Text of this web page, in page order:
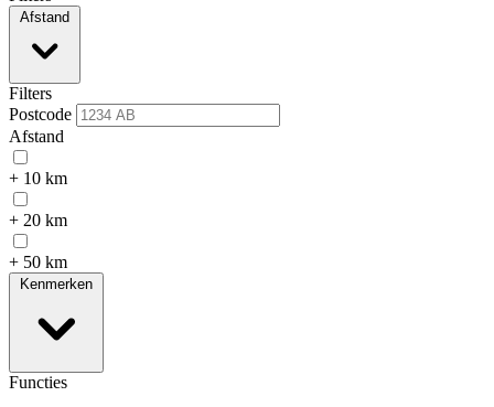
Afstand
Filters
Postcode
Afstand
+ 10 km
+ 20 km
+ 50 km
Kenmerken
Functies